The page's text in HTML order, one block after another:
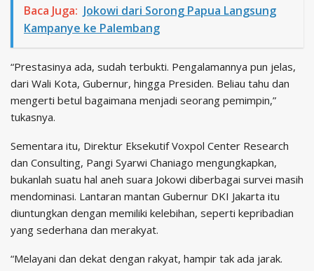
Baca Juga: Jokowi dari Sorong Papua Langsung
Kampanye ke Palembang
“Prestasinya ada, sudah terbukti. Pengalamannya pun jelas,
dari Wali Kota, Gubernur, hingga Presiden. Beliau tahu dan
mengerti betul bagaimana menjadi seorang pemimpin,”
tukasnya.
Sementara itu, Direktur Eksekutif Voxpol Center Research
dan Consulting, Pangi Syarwi Chaniago mengungkapkan,
bukanlah suatu hal aneh suara Jokowi diberbagai survei masih
mendominasi. Lantaran mantan Gubernur DKI Jakarta itu
diuntungkan dengan memiliki kelebihan, seperti kepribadian
yang sederhana dan merakyat.
“Melayani dan dekat dengan rakyat, hampir tak ada jarak.